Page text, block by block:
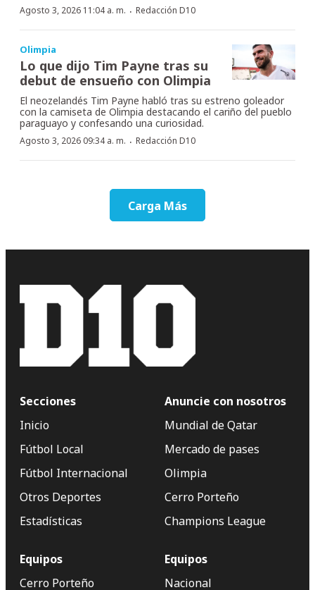
Agosto 3, 2026 11:04 a. m. · Redacción D10
Olimpia
Lo que dijo Tim Payne tras su
debut de ensueño con Olimpia
El neozelandés Tim Payne habló tras su estreno goleador
con la camiseta de Olimpia destacando el cariño del pueblo
paraguayo y confesando una curiosidad.
Agosto 3, 2026 09:34 a. m. · Redacción D10
Carga Más
Secciones
Inicio
Fútbol Local
Fútbol Internacional
Otros Deportes
Estadísticas
Anuncie con nosotros
Mundial de Qatar
Mercado de pases
Olimpia
Cerro Porteño
Champions League
Equipos
Cerro Porteño
Equipos
Nacional